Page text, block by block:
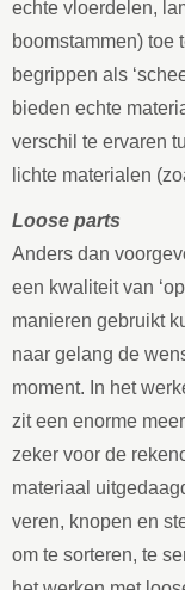
echte vloerdelen,
boomstammen) toe
begrippen als
bieden echte
verschil te ervaren
lichte materialen
Loose parts
Anders dan
een kwaliteit van
manieren gebruikt
naar gelang de
moment. In het
zit een enorme
zeker voor de
materiaal
veren, knopen en
om te sorteren, te